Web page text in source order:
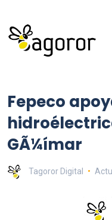
Fepeco
GÃ¼ímar
Tagoror Digital